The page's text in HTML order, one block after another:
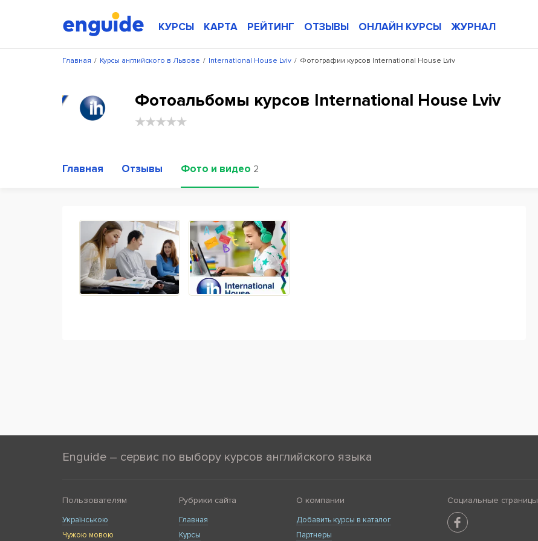
КУРСЫ КАРТА РЕЙТИНГ ОТЗЫВЫ ОНЛАЙН КУРСЫ ЖУРНАЛ
/
Главная /
Курсы английского в Львове /
International House Lviv Фотографии курсов International House Lviv
Фотоальбомы курсов International House Lviv
Главная Отзывы Фото и видео 2
Enguide – сервис по выбору курсов английского языка
Пользователям
Українською
Чужою мовою
Рубрики сайта
Главная
Курсы
О компании
Добавить курсы в каталог
Партнеры
Социальные страницы